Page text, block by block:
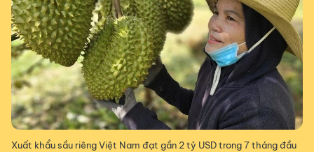
Xuất khẩu sầu riêng Việt Nam đạt gần 2 tỷ USD trong 7 tháng đầu